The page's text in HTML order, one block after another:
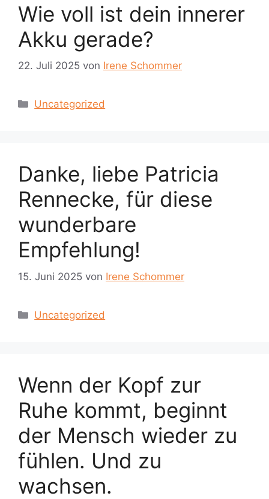
Wie voll ist dein innerer
Akku gerade?
22. Juli 2025 von Irene Schommer
Kategorien
Uncategorized
Danke, liebe Patricia
Rennecke, für diese
wunderbare
Empfehlung!
15. Juni 2025 von Irene Schommer
Kategorien
Uncategorized
Wenn der Kopf zur
Ruhe kommt, beginnt
der Mensch wieder zu
fühlen. Und zu
wachsen.